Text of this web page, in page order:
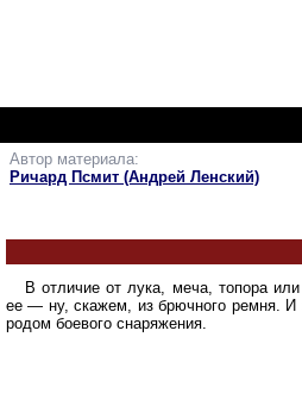
Автор материала:
Ричард Псмит (Андрей Ленский)
В отличие от лука, меча, топора
ее — ну, скажем, из брючного ремня. И
родом боевого снаряжения.